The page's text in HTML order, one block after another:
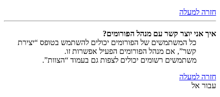
חזרה למעלה
איך אני יוצר קשר עם מנהל הפורומים?
כל המשתמשים של הפורומים יכולים להשתמש בטופס “יצירת
קשר”, אם מנהל הפורומים הפעיל אפשרות זו.
משתמשים רשומים יכולים לצפות גם בעמוד “הצוות”.
חזרה למעלה
עבור אל